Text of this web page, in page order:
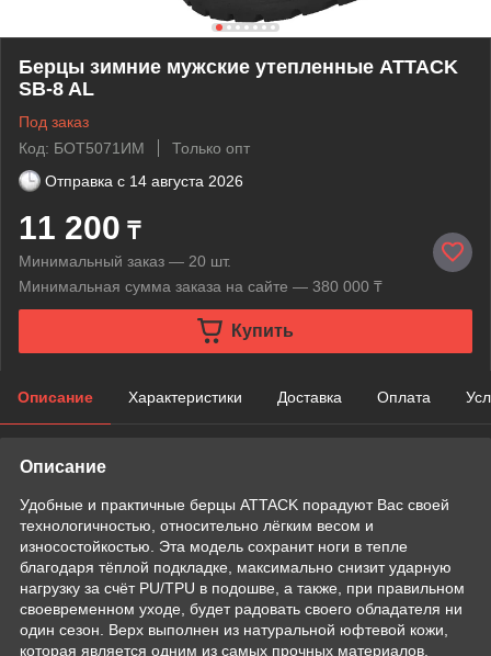
Берцы зимние мужские утепленные ATTACK
SB-8 AL
Под заказ
Код: БОТ5071ИМ
Только опт
Отправка с 14 августа 2026
11 200 ₸
Минимальный заказ — 20 шт.
Минимальная сумма заказа на сайте — 380 000 ₸
Купить
Описание Характеристики Доставка Оплата
Описание
Удобные и практичные берцы ATTACK порадуют Вас своей
технологичностью, относительно лёгким весом и
износостойкостью. Эта модель сохранит ноги в тепле
благодаря тёплой подкладке, максимально снизит ударную
нагрузку за счёт PU/TPU в подошве, а также, при правильном
своевременном уходе, будет радовать своего обладателя ни
один сезон. Верх выполнен из натуральной юфтевой кожи,
которая является одним из самых прочных материалов.